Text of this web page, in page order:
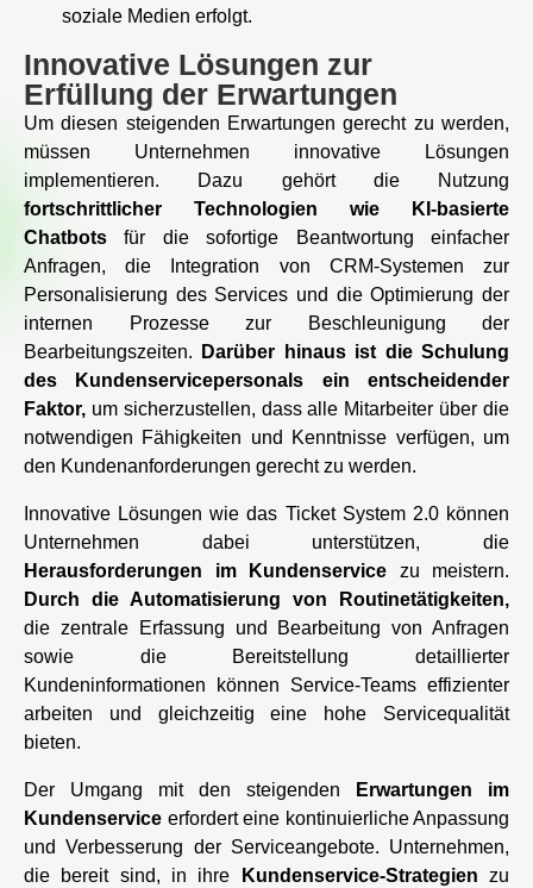
soziale Medien erfolgt.
Innovative Lösungen zur
Erfüllung der Erwartungen
Um diesen steigenden Erwartungen gerecht zu werden,
müssen Unternehmen innovative Lösungen
implementieren. Dazu gehört die Nutzung
fortschrittlicher Technologien wie KI-basierte
Chatbots für die sofortige Beantwortung einfacher
Anfragen, die Integration von CRM-Systemen zur
Personalisierung des Services und die Optimierung der
internen Prozesse zur Beschleunigung der
Bearbeitungszeiten.
Darüber hinaus ist die Schulung
des Kundenservicepersonals ein entscheidender
Faktor, um sicherzustellen, dass alle Mitarbeiter über die
notwendigen Fähigkeiten und Kenntnisse verfügen, um
den Kundenanforderungen gerecht zu werden.
Innovative Lösungen wie das Ticket System 2.0 können
Unternehmen dabei unterstützen, die
Herausforderungen im Kundenservice zu meistern.
Durch die Automatisierung von Routinetätigkeiten,
die zentrale Erfassung und Bearbeitung von Anfragen
sowie die Bereitstellung detaillierter
Kundeninformationen können Service-Teams effizienter
arbeiten und gleichzeitig eine hohe Servicequalität
bieten.
Der Umgang mit den steigenden
Erwartungen im
Kundenservice erfordert eine kontinuierliche Anpassung
und Verbesserung der Serviceangebote. Unternehmen,
die bereit sind, in ihre
Kundenservice-Strategien zu